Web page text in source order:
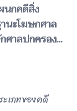
นกคดีสิ่ง
นะโฆษกศาล
าลปกครอง...
เภทของคดี